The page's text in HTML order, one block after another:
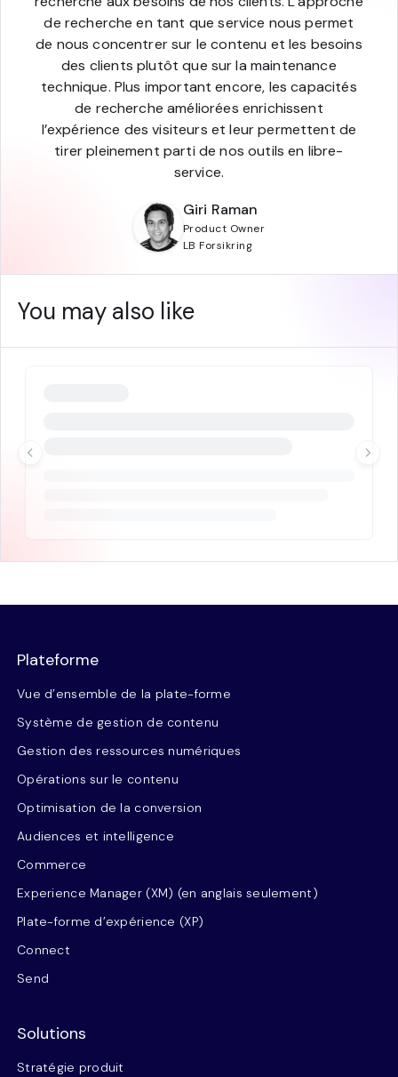
de recherche en tant que service nous permet
de nous concentrer sur le contenu et les besoins
des clients plutôt que sur la maintenance
technique. Plus important encore, les capacités
de recherche améliorées enrichissent
l’expérience des visiteurs et leur permettent de
tirer pleinement parti de nos outils en libre-
service.
Giri Raman
Product Owner
LB Forsikring
You may also like
Plateforme
Vue d’ensemble de la plate-forme
Système de gestion de contenu
Gestion des ressources numériques
Opérations sur le contenu
Optimisation de la conversion
Audiences et intelligence
Commerce
Experience Manager (XM) (en anglais seulement)
Plate-forme d’expérience (XP)
Connect
Send
Solutions
Stratégie produit